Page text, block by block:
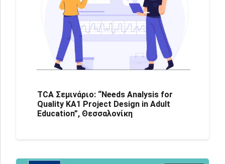
TCΑ Σεμινάριο: “Needs Analysis for
Quality KA1 Project Design in Adult
Education”, Θεσσαλονίκη